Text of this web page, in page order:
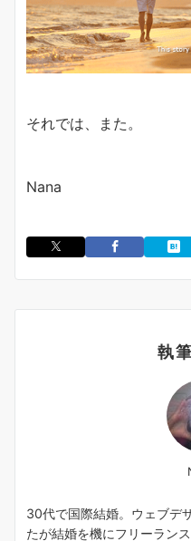
それでは、また。
Nana
執
30代で国際結婚。ウェブデ
たが結婚を機にフリーラン